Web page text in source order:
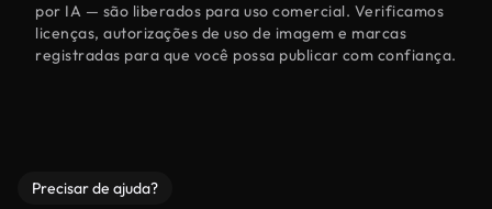
por IA — são liberados para uso comercial. Verificamos
licenças, autorizações de uso de imagem e marcas
registradas para que você possa publicar com confiança.
Precisar de ajuda?